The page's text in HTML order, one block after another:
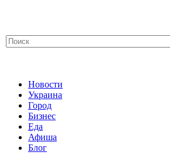
Новости
Украина
Город
Бизнес
Еда
Афиша
Блог